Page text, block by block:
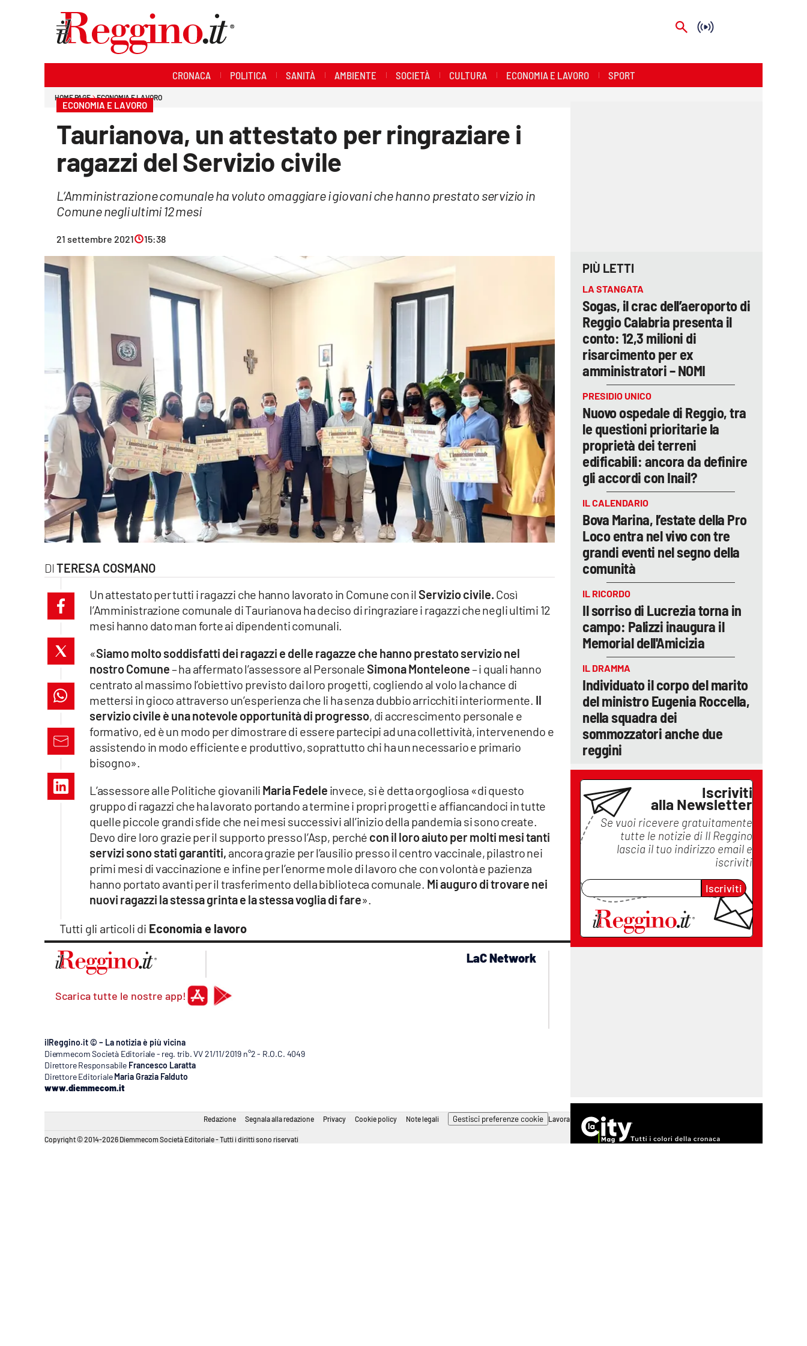
cosenzachannel.it
catanzarochannel.it
lacapitalenews.it
CRONACA POLITICA SANITÀ AMBIENTE SOCIETÀ CULTURA ECONOMIA E LAVORO SPORT
HOME PAGE ECONOMIA E LAVORO
ECONOMIA E LAVORO
Taurianova, un attestato per ringraziare i
ragazzi del Servizio civile
L’Amministrazione comunale ha voluto omaggiare i giovani che hanno prestato servizio in
Comune negli ultimi 12 mesi
21 settembre 2021 15:38
TERESA COSMANO
Tutti gli articoli di Economia e lavoro
Un attestato per tutti i ragazzi che hanno lavorato in Comune con il Servizio civile. Così
l’Amministrazione comunale di Taurianova ha deciso di ringraziare i ragazzi che negli ultimi 12
mesi hanno dato man forte ai dipendenti comunali.
«Siamo molto soddisfatti dei ragazzi e delle ragazze che hanno prestato servizio nel
nostro Comune– ha affermato l’assessore al PersonaleSimona Monteleone– i quali hanno
centrato al massimo l’obiettivo previsto dai loro progetti, cogliendo al volo la chance di
mettersi in gioco attraverso un’esperienza che li ha senza dubbio arricchiti interiormente. Il
servizio civile è una notevole opportunità di progresso, di accrescimento personale e
formativo, ed è un modo per dimostrare di essere partecipi ad una collettività, intervenendo e
assistendo in modo efficiente e produttivo, soprattutto chi ha un necessario e primario
bisogno».
L’assessore alle Politiche giovanili Maria Fedele invece, si è detta orgogliosa «di questo
gruppo di ragazzi che ha lavorato portando a termine i propri progetti e affiancandoci in tutte
quelle piccole grandi sfide che nei mesi successivi all’inizio della pandemia si sono create.
Devo dire loro grazie per il supporto presso l’Asp, perché con il loro aiuto per molti mesi tanti
servizi sono stati garantiti, ancora grazie per l’ausilio presso il centro vaccinale, pilastro nei
primi mesi di vaccinazione e infine per l’enorme mole di lavoro che con volontà e pazienza
hanno portato avanti per il trasferimento della biblioteca comunale. Mi auguro di trovare nei
nuovi ragazzi la stessa grinta e la stessa voglia di fare».
PIÙ LETTI
LA STANGATA
Sogas, il crac dell’aeroporto di
Reggio Calabria presenta il
conto: 12,3 milioni di
risarcimento per ex
amministratori – NOMI
PRESIDIO UNICO
Nuovo ospedale di Reggio, tra
le questioni prioritarie la
proprietà dei terreni
edificabili: ancora da definire
gli accordi con Inail?
IL CALENDARIO
Bova Marina, l’estate della Pro
Loco entra nel vivo con tre
grandi eventi nel segno della
comunità
IL RICORDO
Il sorriso di Lucrezia torna in
campo: Palizzi inaugura il
Memorial dell'Amicizia
IL DRAMMA
Individuato il corpo del marito
del ministro Eugenia Roccella,
nella squadra dei
sommozzatori anche due
reggini
Iscriviti
alla Newsletter
Se vuoi ricevere gratuitamente
tutte le notizie di Il Reggino
lascia il tuo indirizzo email e
iscriviti
Iscriviti
Scarica tutte le nostre app!
LaC Network
ilReggino.it © – La notizia è più vicina
Diemmecom Società Editoriale - reg. trib. VV 21/11/2019 n°2 - R.O.C. 4049
Direttore Responsabile Francesco Laratta
Direttore Editoriale Maria Grazia Falduto
www.diemmecom.it
Redazione Segnala alla redazione Privacy Cookie policy Note legali Gestisci preferenze cookie Lavora con noi
Copyright © 2014-2026 Diemmecom Società Editoriale - Tutti i diritti sono riservati